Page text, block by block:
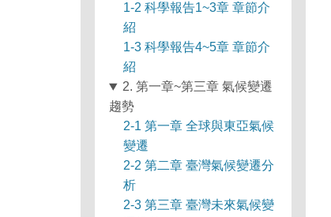
1-2 科學報告1~3章 章節介
紹
1-3 科學報告4~5章 章節介
紹
2. 第一章~第三章 氣候變遷
趨勢
2-1 第一章 全球與東亞氣候
變遷
2-2 第二章 臺灣氣候變遷分
析
2-3 第三章 臺灣未來氣候變